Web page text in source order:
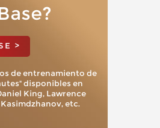
>
de entrenamiento de
disponibles en
King, Lawrence
etc.